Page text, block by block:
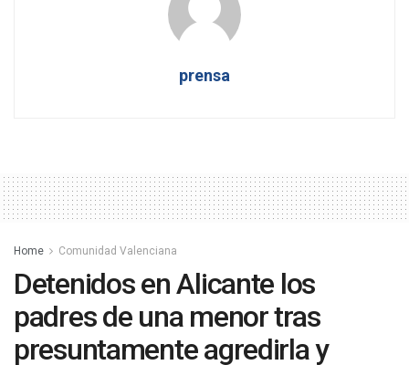
prensa
Home Comunidad Valenciana
Detenidos en Alicante los
padres de una menor tras
presuntamente agredirla y